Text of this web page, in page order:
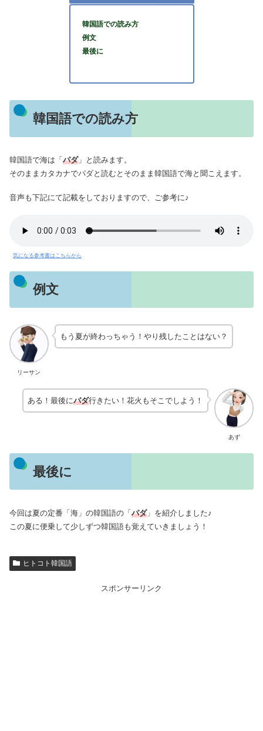
韓国語での読み方
例文
最後に
韓国語での読み方
韓国語で海は「 パダ」と読みます。
そのままカタカナでパダと読むとそのまま韓国語で海と聞こえます。
音声も下記にて記載をしておりますので、ご参考に♪
気になる参考書はこちらから
例文
リーサン
もう夏が終わっちゃう！やり残したことはない？
あず
ある！最後にパダ行きたい！花火もそこでしよう！
最後に
今回は夏の定番「海」の韓国語の「 パダ」を紹介しました♪
この夏に便乗して少しずつ韓国語も覚えていきましょう！
ヒトコト韓国語
スポンサーリンク